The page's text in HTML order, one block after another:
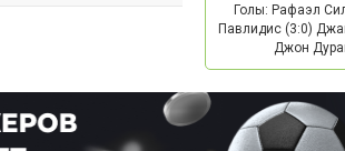
Голы: Рафаэл
Павлидис (3:0)
Джон